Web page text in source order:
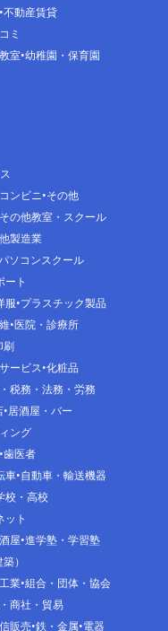
不動産賃貸
ミ
室 幼稚園・保育園
コンビニ その他
その他教室・スクール
製造業
ソコンスクール
ート
服 プラスチック製品
医院・診療所
刷
ービス 化粧品
税務・法務・労務
居酒屋・バー
ング
歯医者
車 自動車・輸送機器
校・高校
ット
屋 進学塾・学習塾
）
業 組合・団体・協会
商社・貿易
販売 鉄・金属 電器